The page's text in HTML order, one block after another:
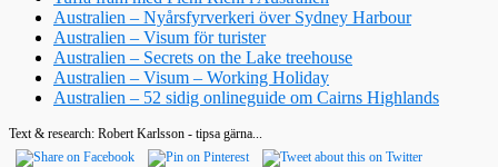
Australien – Nyårsfyrverkeri över Sydney Harbour
Australien – Visum för turister
Australien – Secrets on the Lake treehouse
Australien – Visum – Working Holiday
Australien – 52 sidig onlineguide om Cairns Highlands
Text & research: Robert Karlsson - tipsa gärna...